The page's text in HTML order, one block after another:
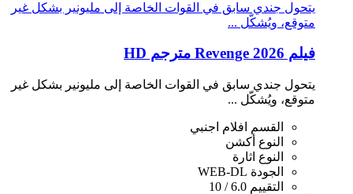
يتحول جندي سابق في القوات الخاصة إلى مليونير بشكل غير
متوقع، ويُشكّل ...
فيلم Revenge 2026 مترجم HD
يتحول جندي سابق في القوات الخاصة إلى مليونير بشكل غير
متوقع، ويُشكّل ...
القسم
افلام اجنبي
النوع أكشن
النوع اثارة
الجودة WEB-DL
التقييم 6.0 / 10